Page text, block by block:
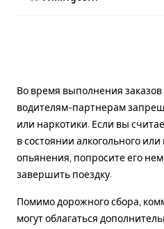
Во время выполнения
водителям-партнерам
или наркотики. Если вы
в состоянии алкогольного
опьянения, попросите его
завершить поездку.
Помимо дорожного сбора,
могут облагаться